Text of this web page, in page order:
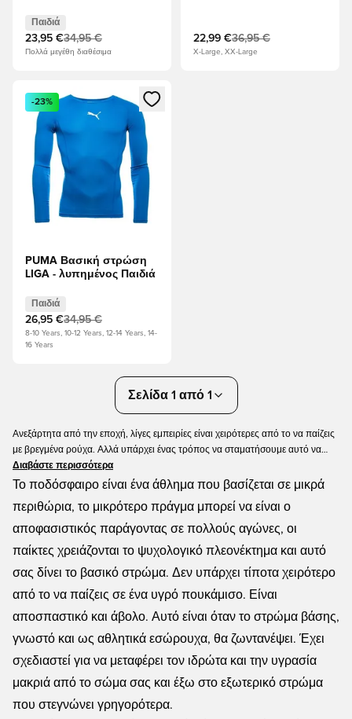
Παιδιά
23,95 €34,95 €
Πολλά μεγέθη διαθέσιμα
22,99 €36,95 €
X-Large, XX-Large
Ανοίγει ένα Modal για να συνδεθείτε ή να εγγραφείτε ως
-23%
PUMA Βασική στρώση
LIGA - λυπημένος Παιδιά
Παιδιά
26,95 €34,95 €
8-10 Years, 10-12 Years, 12-14 Years, 14-
16 Years
Σελίδα 1 από 1
Ανεξάρτητα από την εποχή, λίγες εμπειρίες είναι χειρότερες από το να παίζεις
με βρεγμένα ρούχα. Αλλά υπάρχει ένας τρόπος να σταματήσουμε αυτό να
συμβεί. Μπορείτε να πάρετε το βασικό στρώμα που στεγνώνει πολύ γρήγορα,
ώστε να παραμείνετε στεγνός για μεγαλύτερο χρονικό διάστημα. Η Unisport
πιο στεγνή εμπειρία. Μπορείτε να βρείτε αντικείμενα από όλες τις μεγάλες
μάρκες, όπως η Nike, η adidas και η Under Armour. Σε όλα τα μεγέθη, μοντέλα
και χρώματα. Είμαστε σίγουροι ότι μπορείτε να βρείτε το σωστό μοντέλο για
Διαβάστε περισσότερα
Το ποδόσφαιρο είναι ένα άθλημα που βασίζεται σε μικρά
περιθώρια, το μικρότερο πράγμα μπορεί να είναι ο
αποφασιστικός παράγοντας σε πολλούς αγώνες, οι
παίκτες χρειάζονται το ψυχολογικό πλεονέκτημα και αυτό
σας δίνει το βασικό στρώμα. Δεν υπάρχει τίποτα χειρότερο
από το να παίζεις σε ένα υγρό πουκάμισο. Είναι
αποσπαστικό και άβολο. Αυτό είναι όταν το στρώμα βάσης,
γνωστό και ως αθλητικά εσώρουχα, θα ζωντανέψει. Έχει
σχεδιαστεί για να μεταφέρει τον ιδρώτα και την υγρασία
μακριά από το σώμα σας και έξω στο εξωτερικό στρώμα
που στεγνώνει γρηγορότερα.